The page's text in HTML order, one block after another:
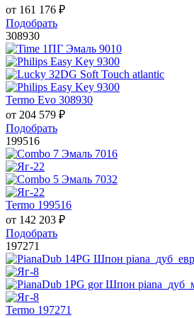
от 161 176 ₽
Подобрать
308930
Termo Evo 308930
от 204 579 ₽
Подобрать
199516
Termo 199516
от 142 203 ₽
Подобрать
197271
Termo 197271